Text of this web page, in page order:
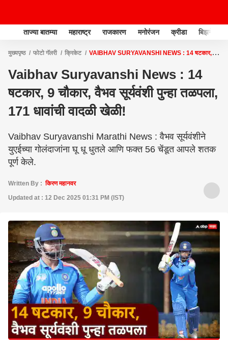
ताज्या बातम्या महाराष्ट्र राजकारण मनोरंजन क्रीडा बिझनेस
मुख्यपृष्ठ फोटो गॅलरी क्रिकेट
VAIBHAV SURYAVANSHI NEWS : 14 षटकार, 9
Vaibhav Suryavanshi News : 14
षटकार, 9 चौकार, वैभव सूर्यवंशी पुन्हा तळपला,
171 धावांची वादळी खेळी!
Vaibhav Suryavanshi Marathi News : वैभव सूर्यवंशीने
युएईच्या गोलंदाजांना घू धू धुतले आणि फक्त 56 चेंडूत आपले शतक
पूर्ण केले.
Written By :किरण महानवर
Updated at : 12 Dec 2025 01:31 PM (IST)